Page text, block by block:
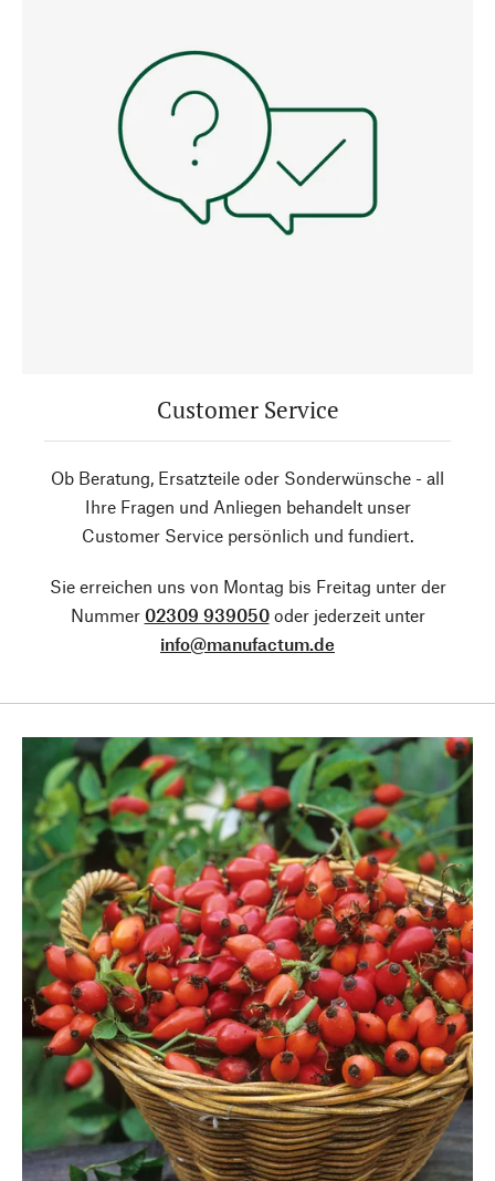
Customer Service
Ob Beratung, Ersatzteile oder Sonderwünsche - all
Ihre Fragen und Anliegen behandelt unser
Customer Service persönlich und fundiert.
Sie erreichen uns von Montag bis Freitag unter der
Nummer 02309 939050oder jederzeit unter
info@manufactum.de